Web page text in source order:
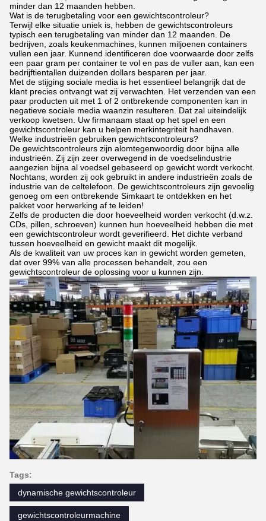
minder dan 12 maanden hebben.
Wat is de terugbetaling voor een gewichtscontroleur?
Terwijl elke situatie uniek is, hebben de gewichtscontroleurs
typisch een terugbetaling van minder dan 12 maanden. De
bedrijven, zoals keukenmachines, kunnen miljoenen containers
vullen een jaar. Kunnend identificeren doe voorwaarde door zelfs
een paar gram per container te vol en pas de vuller aan, kan een
bedrijftientallen duizenden dollars besparen per jaar.
Met de stijging sociale media is het essentieel belangrijk dat de
klant precies ontvangt wat zij verwachten. Het verzenden van een
paar producten uit met 1 of 2 ontbrekende componenten kan in
negatieve sociale media waanzin resulteren. Dat zal uiteindelijk
verkoop kwetsen. Uw firmanaam staat op het spel en een
gewichtscontroleur kan u helpen merkintegriteit handhaven.
Welke industrieën gebruiken gewichtscontroleurs?
De gewichtscontroleurs zijn alomtegenwoordig door bijna alle
industrieën. Zij zijn zeer overwegend in de voedselindustrie
aangezien bijna al voedsel gebaseerd op gewicht wordt verkocht.
Nochtans, worden zij ook gebruikt in andere industrieën zoals de
industrie van de celtelefoon. De gewichtscontroleurs zijn gevoelig
genoeg om een ontbrekende Simkaart te ontdekken en het
pakket voor herwerking af te leiden!
Zelfs de producten die door hoeveelheid worden verkocht (d.w.z.
CDs, pillen, schroeven) kunnen hun hoeveelheid hebben die met
een gewichtscontroleur wordt geverifieerd. Het dichte verband
tussen hoeveelheid en gewicht maakt dit mogelijk.
Als de kwaliteit van uw proces kan in gewicht worden gemeten,
dat over 99% van alle processen behandelt, zou een
gewichtscontroleur de oplossing voor u kunnen zijn.
Tags:
dynamische gewichtscontroleur
gewichtscontroleurmachine